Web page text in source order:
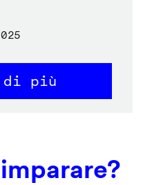
di più